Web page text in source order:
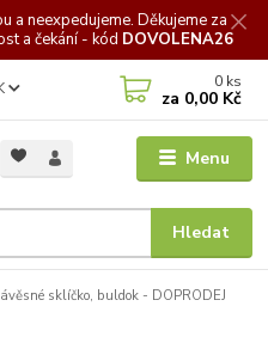
a neexpedujeme. Děkujeme za
a čekání - kód DOVOLENA26
Menu
Hledat
0 ks
za 0,00 Kč
sklíčko, buldok - DOPRODEJ